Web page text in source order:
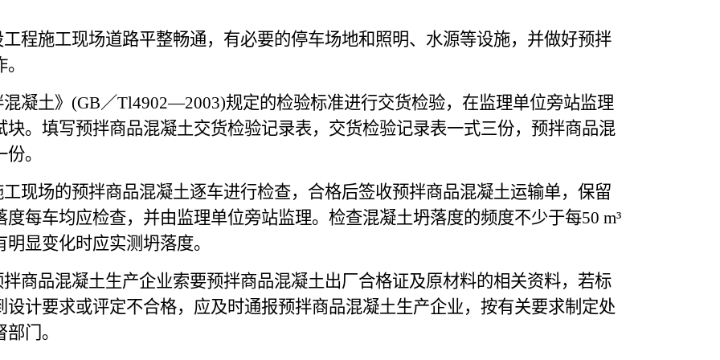
程施工现场道路平整畅通，有必要的停车场地和照明、水源等设施，并做好预拌
凝土》(GB／Tl4902—2003)规定的检验标准进行交货检验，在监理单位旁站监理
。填写预拌商品混凝土交货检验记录表，交货检验记录表一式三份，预拌商品混
。
现场的预拌商品混凝土逐车进行检查，合格后签收预拌商品混凝土运输单，保留
每车均应检查，并由监理单位旁站监理。检查混凝土坍落度的频度不少于每50 m³
显变化时应实测坍落度。
商品混凝土生产企业索要预拌商品混凝土出厂合格证及原材料的相关资料，若标
计要求或评定不合格，应及时通报预拌商品混凝土生产企业，按有关要求制定处
门。